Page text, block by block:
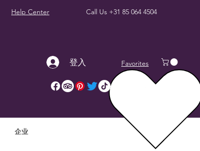
Help Center Call Us +31 85 064 4504
登入 Favorites
企业